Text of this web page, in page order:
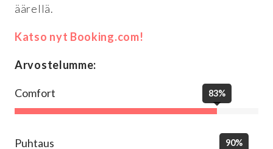
äärellä.
Katso nyt Booking.com!
Arvostelumme:
Comfort 83%
Puhtaus 90%